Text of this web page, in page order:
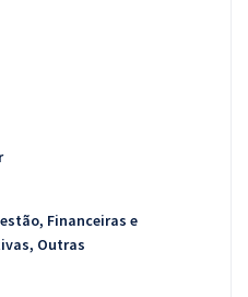
Financeiras e
Outras